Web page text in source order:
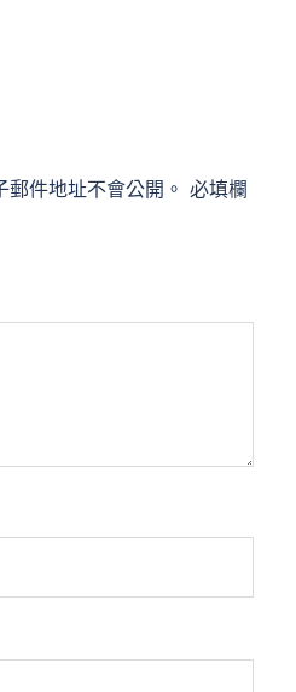
件地址不會公開。 必填欄